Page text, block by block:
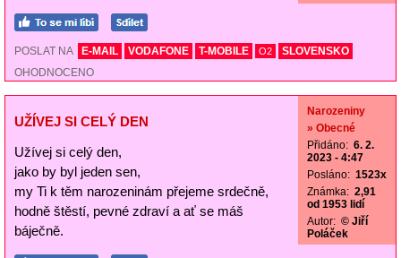
POSLAT NA E-MAIL VODAFONE T-MOBILE O2
SLOVENSKO
OHODNOCENO
UŽÍVEJ SI CELÝ DEN
Užívej si celý den,
jako by byl jeden sen,
my Ti k těm narozeninám přejeme srdečně,
hodně štěstí, pevné zdraví a ať se máš
báječně.
Narozeniny
» Obecné
Přidáno: 6. 2.
2023 - 4:47
Posláno: 1523x
Známka: 2,91
od 1953 lidí
Autor: © Jiří
Poláček